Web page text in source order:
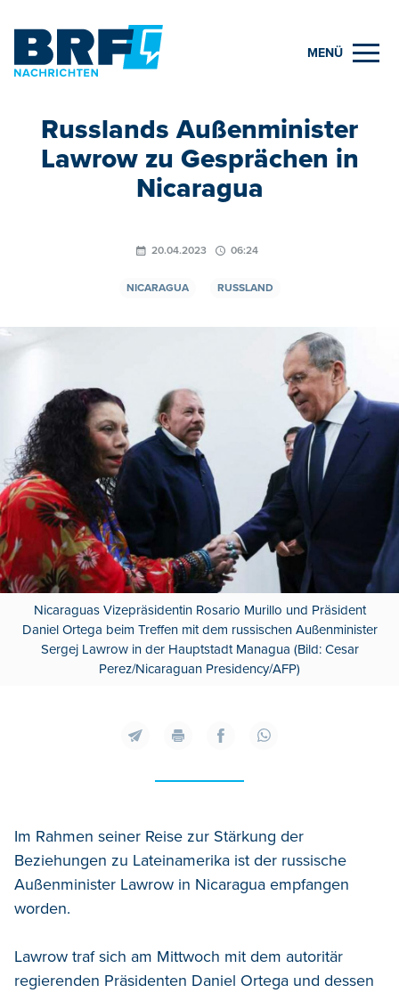
MENÜ
Russlands Außenminister
Lawrow zu Gesprächen in
Nicaragua
20.04.2023 06:24
NICARAGUA RUSSLAND
Nicaraguas Vizepräsidentin Rosario Murillo und Präsident
Daniel Ortega beim Treffen mit dem russischen Außenminister
Sergej Lawrow in der Hauptstadt Managua (Bild: Cesar
Perez/Nicaraguan Presidency/AFP)
Im Rahmen seiner Reise zur Stärkung der
Beziehungen zu Lateinamerika ist der russische
Außenminister Lawrow in Nicaragua empfangen
worden.
Lawrow traf sich am Mittwoch mit dem autoritär
regierenden Präsidenten Daniel Ortega und dessen